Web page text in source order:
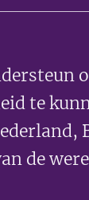
te
de